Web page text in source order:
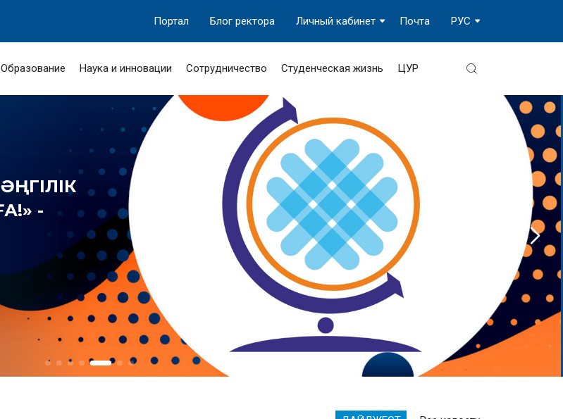
РУС
Почта
Личный кабинет
Блог ректора
Портал
Образование Наука и инновации Сотрудничество Студенческая жизнь ЦУР
-